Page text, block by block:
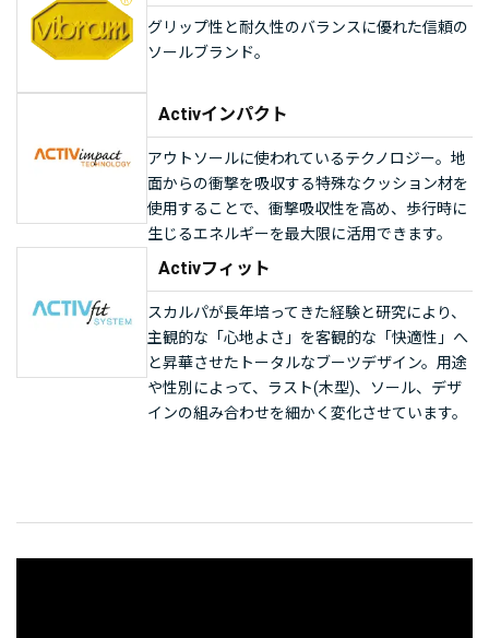
グリップ性と耐久性のバランスに優れた信頼の
ソールブランド。
Activインパクト
アウトソールに使われているテクノロジー。地
面からの衝撃を吸収する特殊なクッション材を
使用することで、衝撃吸収性を高め、歩行時に
生じるエネルギーを最大限に活用できます。
Activフィット
スカルパが長年培ってきた経験と研究により、
主観的な「心地よさ」を客観的な「快適性」へ
と昇華させたトータルなブーツデザイン。用途
や性別によって、ラスト(木型)、ソール、デザ
インの組み合わせを細かく変化させています。